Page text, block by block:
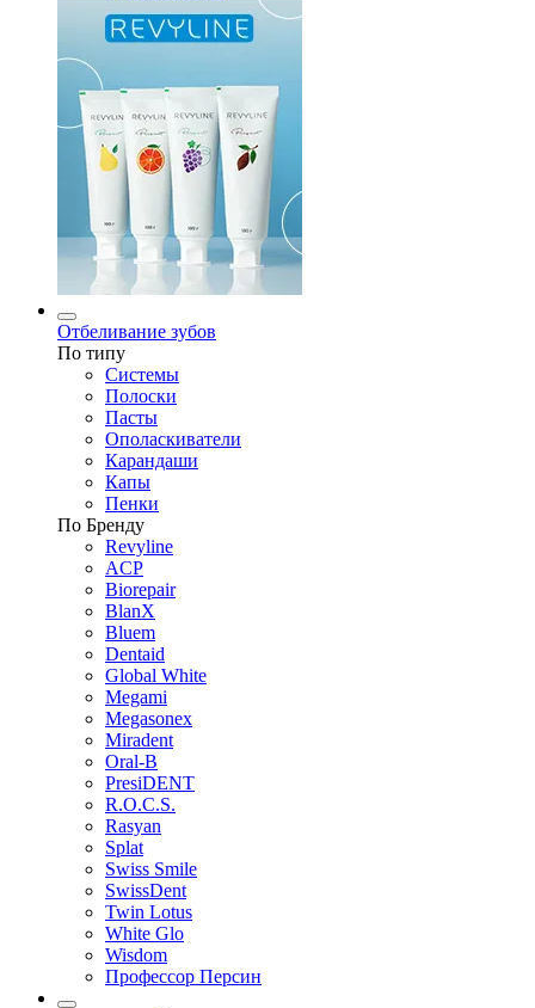
Отбеливание зубов
По типу
Системы
Полоски
Пасты
Ополаскиватели
Карандаши
Капы
Пенки
По Бренду
Revyline
ACP
Biorepair
BlanX
Bluem
Dentaid
Global White
Megami
Megasonex
Miradent
Oral-B
PresiDENT
R.O.C.S.
Rasyan
Splat
Swiss Smile
SwissDent
Twin Lotus
White Glo
Wisdom
Профессор Персин